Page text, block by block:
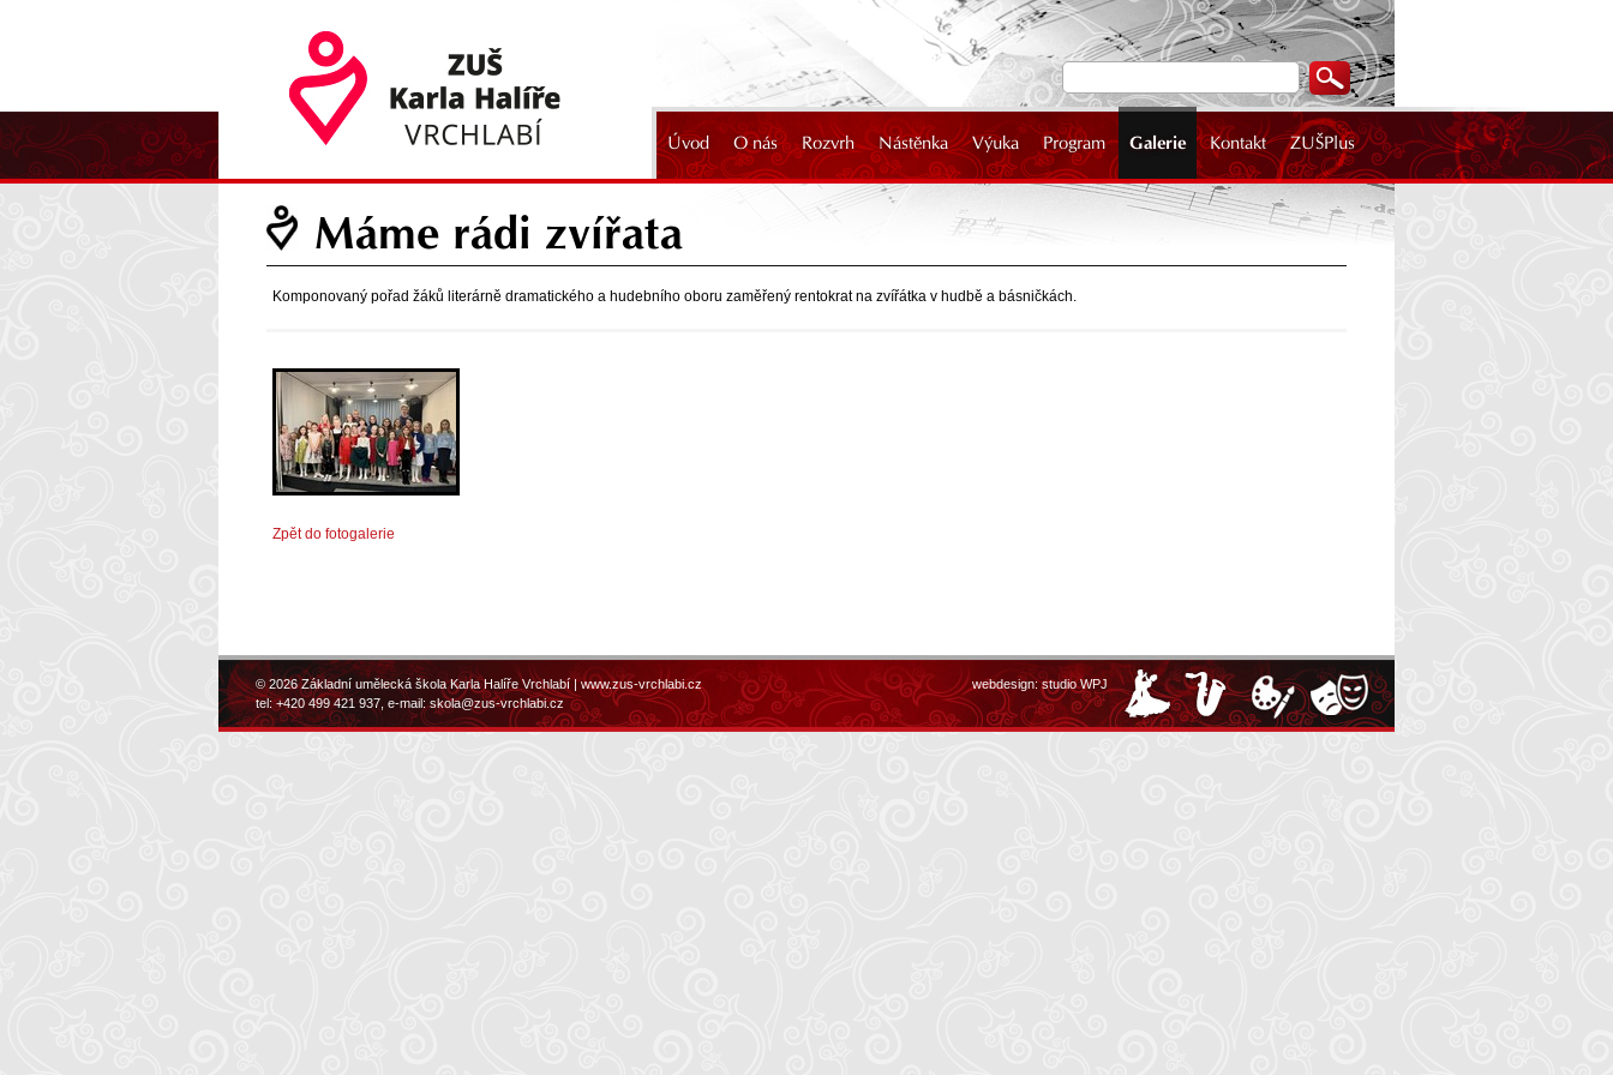
Úvod O nás Rozvrh Nástěnka Výuka Program Galerie Kontakt ZUŠPlus
Máme rádi zvířata
Komponovaný pořad žáků literárně dramatického a hudebního oboru zaměřený rentokrat na zvířátka v hudbě a básničkách.
Zpět do fotogalerie
webdesign:studio WPJ
© 2026 Základní umělecká škola Karla Halíře Vrchlabí |www.zus-vrchlabi.cz
tel: +420 499 421 937, e-mail:skola@zus-vrchlabi.cz